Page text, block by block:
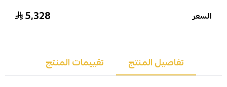
السعر 5,328
تفاصيل المنتج تقييمات المنتج